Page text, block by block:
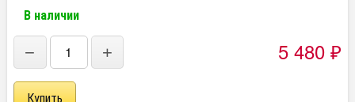
В наличии
− + 5 480 ₽